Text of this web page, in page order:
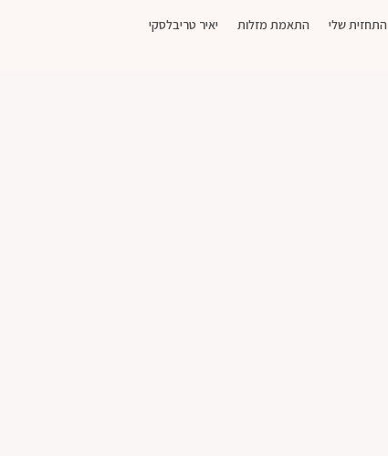
התחזית שלי התאמת מזלות יאיר טריבלסקי